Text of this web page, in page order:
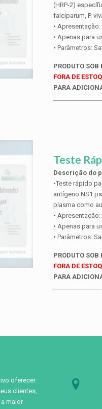
(HRP-2)
falciparum, P.
•
• Apenas para
• Parâmetros:
PRODUTO SOB
FORA DE
PARA
Teste
Descrição do
•Teste rápido
antígeno NS1
plasma como
•
• Apenas para
• Parâmetros:
PRODUTO SOB
FORA DE
PARA
oferecer
clientes,
maior